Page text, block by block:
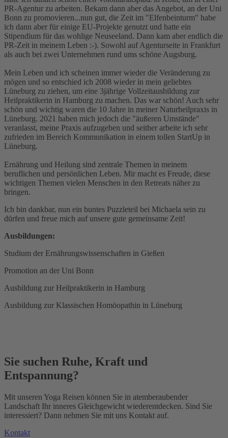
PR-Agentur zu arbeiten. Bekam dann aber das Angebot, an der Uni
Bonn zu promovieren...nun gut, die Zeit im "Elfenbeinturm" habe
ich dann aber für einige EU-Projekte genutzt und hatte ein
Stipendium für das wohlige Neuseeland. Dann kam aber endlich die
PR-Zeit in meinem Leben :-). Sowohl auf Agenturseite in Frankfurt
als auch bei zwei Unternehmen rund ums schöne Augsburg.
Mein Leben und ich scheinen immer wieder die Veränderung zu
mögen und so entschied ich 2008 wieder in mein geliebtes
Lüneburg zu ziehen, um eine 3jährige Vollzeitausbildung zur
Heilpraktikerin in Hamburg zu machen. Das war schön! Auch sehr
schön und wichtig waren die 10 Jahre in meiner Naturheilpraxis in
Lüneburg. 2021 haben mich jedoch die "äußeren Umstände"
veranlasst, meine Praxis aufzugeben und seither arbeite ich sehr
zufrieden im Bereich Kommunikation in einem tollen StartUp in
Lüneburg.
Ernährung und Heilung sind zentrale Themen in meinem
beruflichen und persönlichen Leben. Mir macht es Freude, diese
wichtigen Themen vielen Menschen in den Retreats näher zu
bringen.
Ich bin dankbar, nun ein buntes Puzzleteil bei Michaela sein zu
dürfen und freue mich auf unsere gute gemeinsame Zeit!
Ausbildungen:
Studium der Ernährungswissenschaften in Gießen
Promotion an der Uni Bonn
Ausbildung zur Heilpraktikerin in Hamburg
Ausbildung zur Klassischen Homöopathin in Lüneburg
Sie suchen Ruhe, Kraft und
Entspannung?
Mit unseren Yoga Reisen können Sie in atemberaubender
Landschaft Ihr inneres Gleichgewicht wiederentdecken. Sind Sie
interessiert? Dann nehmen Sie mit uns Kontakt auf.
Kontakt